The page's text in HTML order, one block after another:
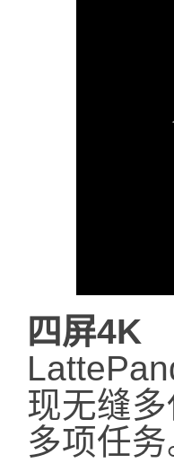
四屏4K
现无缝
多项任务